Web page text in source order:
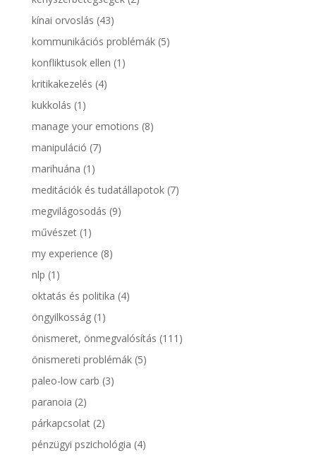
kínai orvoslás (43)
kommunikációs problémák(5)
konfliktusok ellen (1)
kritikakezelés (4)
kukkolás (1)
manage your emotions (8)
manipuláció (7)
marihuána (1)
meditációk és tudatállapotok(7)
megvilágosodás (9)
művészet(1)
my experience (8)
nlp (1)
oktatás és politika (4)
öngyilkosság(1)
önismeret, önmegvalósítás (111)
önismereti problémák(5)
paleo-low carb (3)
paranoia (2)
párkapcsolat(2)
pénzügyi pszichológia (4)